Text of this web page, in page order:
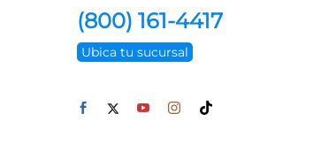
(800) 161-4417
Ubica tu sucursal